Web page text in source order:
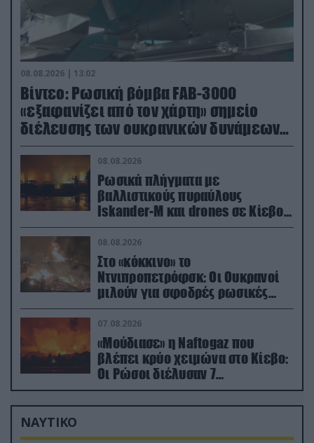
08.08.2026 | 13:02
Βίντεο: Ρωσική βόμβα FAB-3000
«εξαφανίζει από τον χάρτη» σημείο
διέλευσης των ουκρανικών δυνάμεων
στην Ζαπορίζια
08.08.2026
Ρωσικά πλήγματα με
βαλλιστικούς πυραύλους
Iskander-M και drones σε Κίεβο
και Ντνιπροπετρόφσκ: Ισχυρές
εκρήξεις
08.08.2026
Στο «κόκκινο» το
Ντνιπροπετρόφσκ: Οι Ουκρανοί
μιλούν για σφοδρές ρωσικές
επιθέσεις σε όλη την επικράτεια
07.08.2026
«Μούδιασε» η Naftogaz που
βλέπει κρύο χειμώνα στο Κίεβο:
Οι Ρώσοι διέλυσαν 7
εγκαταστάσεις του ουκρανικού
κολοσσού!
ΝΑΥΤΙΚΟ